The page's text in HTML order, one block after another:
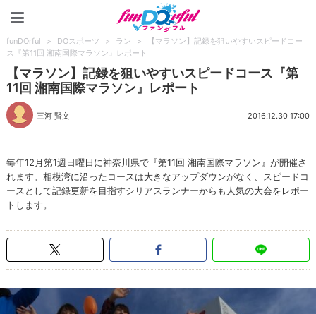
funDOrful > DOスポーツ > ラン >
【マラソン】記録を狙いやすいスピードコー
ス『第11回 湘南国際マラソン』レポート
【マラソン】記録を狙いやすいスピードコース『第
11回 湘南国際マラソン』レポート
三河 賢文 2016.12.30 17:00
毎年12月第1週日曜日に神奈川県で『第11回 湘南国際マラソン』が開催さ
れます。相模湾に沿ったコースは大きなアップダウンがなく、スピードコ
ースとして記録更新を目指すシリアスランナーからも人気の大会をレポー
トします。